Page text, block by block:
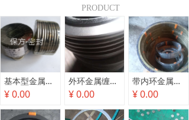
基本型金属缠绕垫片A型
¥ 0.00
外环金属缠绕垫片C型保方密封
¥ 0.00
带内环金属缠绕垫片B型保方密封
¥ 0.00
PRODUCT